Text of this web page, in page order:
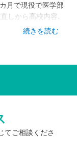
月で現役で医学部
しから高校内容､
キュラムではな
講座」や「速読聴
ベル、さらに最
できる､映像指導
続きを読む
てご相談くださ